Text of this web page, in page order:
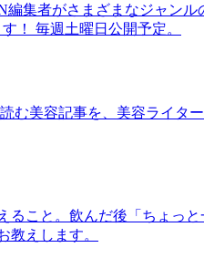
集者がさまざまなジャン
！ 毎週土曜日公開予定。
む美容記事を、美容ライタ
こと。飲んだ後「ちょっ
えします。